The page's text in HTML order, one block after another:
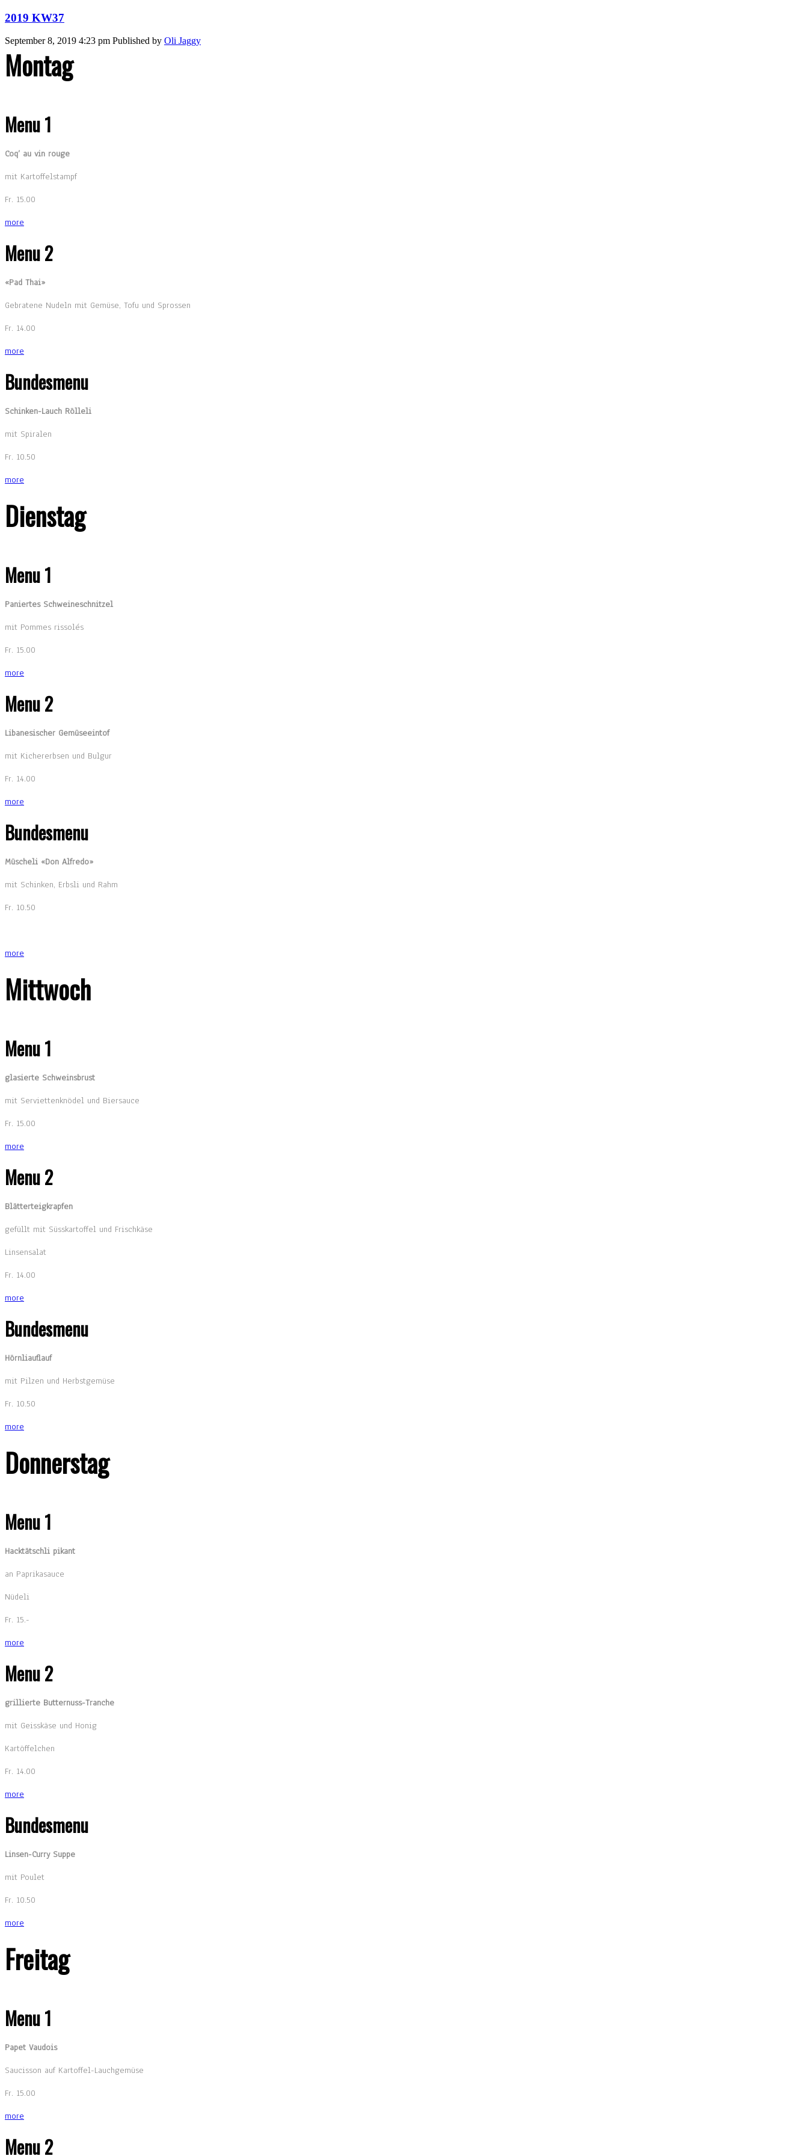
2019 KW37
September 8, 2019 4:23 pm Published by Oli Jaggy
Montag
Menu 1
Coq’ au vin rouge
mit Kartoffelstampf
Fr. 15.00
more
Menu 2
«Pad Thai»
Gebratene Nudeln mit Gemüse, Tofu und Sprossen
Fr. 14.00
more
Bundesmenu
Schinken-Lauch Rölleli
mit Spiralen
Fr. 10.50
more
Dienstag
Menu 1
Paniertes Schweineschnitzel
mit Pommes rissolés
Fr. 15.00
more
Menu 2
Libanesischer Gemüseeintof
mit Kichererbsen und Bulgur
Fr. 14.00
more
Bundesmenu
Müscheli «Don Alfredo»
mit Schinken, Erbsli und Rahm
Fr. 10.50
more
Mittwoch
Menu 1
glasierte Schweinsbrust
mit Serviettenknödel und Biersauce
Fr. 15.00
more
Menu 2
Blätterteigkrapfen
gefüllt mit Süsskartoffel und Frischkäse
Linsensalat
Fr. 14.00
more
Bundesmenu
Hörnliauflauf
mit Pilzen und Herbstgemüse
Fr. 10.50
more
Donnerstag
Menu 1
Hacktätschli pikant
an Paprikasauce
Nüdeli
Fr. 15.-
more
Menu 2
grillierte Butternuss-Tranche
mit Geisskäse und Honig
Kartöffelchen
Fr. 14.00
more
Bundesmenu
Linsen-Curry Suppe
mit Poulet
Fr. 10.50
more
Freitag
Menu 1
Papet Vaudois
Saucisson auf Kartoffel-Lauchgemüse
Fr. 15.00
more
Menu 2